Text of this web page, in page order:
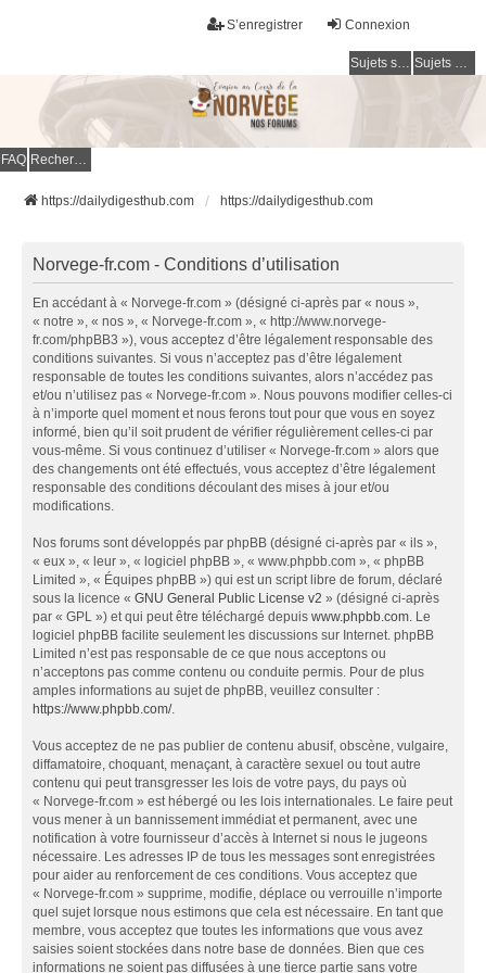
Connexion
S’enregistrer
Sujets sans réponse Sujets actifs
FAQ Rechercher
https://dailydigesthub.com https://dailydigesthub.com
Norvege-fr.com - Conditions d’utilisation
En accédant à « Norvege-fr.com » (désigné ci-après par « nous »,
« notre », « nos », « Norvege-fr.com », « http://www.norvege-
fr.com/phpBB3 »), vous acceptez d’être légalement responsable des
conditions suivantes. Si vous n’acceptez pas d’être légalement
responsable de toutes les conditions suivantes, alors n’accédez pas
et/ou n’utilisez pas « Norvege-fr.com ». Nous pouvons modifier celles-ci
à n’importe quel moment et nous ferons tout pour que vous en soyez
informé, bien qu’il soit prudent de vérifier régulièrement celles-ci par
vous-même. Si vous continuez d’utiliser « Norvege-fr.com » alors que
des changements ont été effectués, vous acceptez d’être légalement
responsable des conditions découlant des mises à jour et/ou
modifications.
Nos forums sont développés par phpBB (désigné ci-après par « ils »,
« eux », « leur », « logiciel phpBB », « www.phpbb.com », « phpBB
Limited », « Équipes phpBB ») qui est un script libre de forum, déclaré
sous la licence « GNU General Public License v2 » (désigné ci-après
par « GPL ») et qui peut être téléchargé depuis www.phpbb.com. Le
logiciel phpBB facilite seulement les discussions sur Internet. phpBB
Limited n’est pas responsable de ce que nous acceptons ou
n’acceptons pas comme contenu ou conduite permis. Pour de plus
amples informations au sujet de phpBB, veuillez consulter :
https://www.phpbb.com/.
Vous acceptez de ne pas publier de contenu abusif, obscène, vulgaire,
diffamatoire, choquant, menaçant, à caractère sexuel ou tout autre
contenu qui peut transgresser les lois de votre pays, du pays où
« Norvege-fr.com » est hébergé ou les lois internationales. Le faire peut
vous mener à un bannissement immédiat et permanent, avec une
notification à votre fournisseur d’accès à Internet si nous le jugeons
nécessaire. Les adresses IP de tous les messages sont enregistrées
pour aider au renforcement de ces conditions. Vous acceptez que
« Norvege-fr.com » supprime, modifie, déplace ou verrouille n’importe
quel sujet lorsque nous estimons que cela est nécessaire. En tant que
membre, vous acceptez que toutes les informations que vous avez
saisies soient stockées dans notre base de données. Bien que ces
informations ne soient pas diffusées à une tierce partie sans votre